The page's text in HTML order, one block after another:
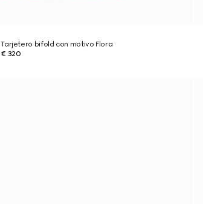
Tarjetero bifold con motivo Flora
€ 320